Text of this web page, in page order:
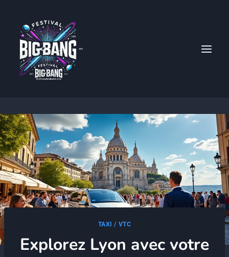
contenu
TAXI / VTC
Explorez Lyon avec votre